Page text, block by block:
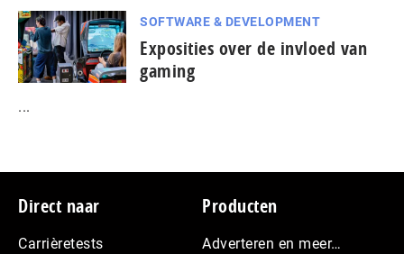
SOFTWARE & DEVELOPMENT
Exposities over de invloed van
gaming
...
Footer
Direct naar
Carrièretests
Producten
Adverteren en meer…